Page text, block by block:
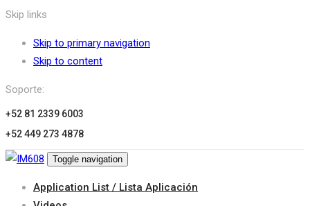
Skip links
Skip to primary navigation
Skip to content
Soporte:
+52 81 2339 6003
+52 449 273 4878
Toggle navigation
Application List / Lista Aplicación